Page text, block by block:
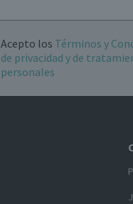
Acepto los Términos y
de privacidad y de
personales